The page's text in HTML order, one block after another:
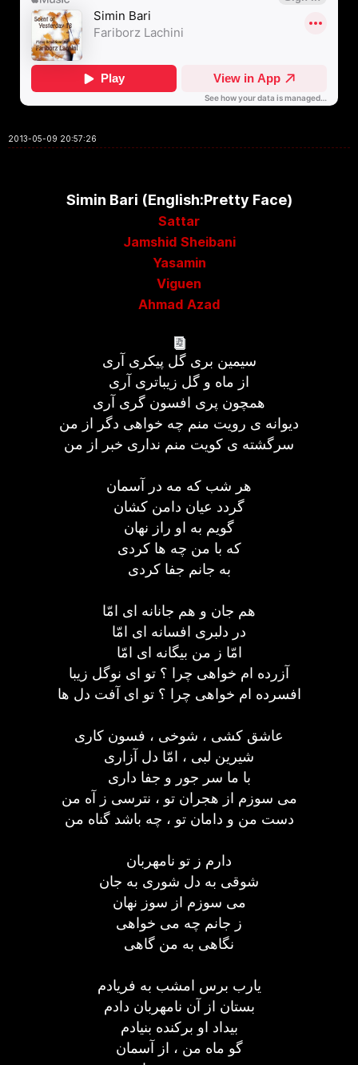
2013-05-09 20:57:26
Simin Bari (English:Pretty Face)
Sattar
Jamshid Sheibani
Yasamin
Viguen
Ahmad Azad
سیمین بری گل پیکری آری
از ماه و گل زیباتری آری
همچون پری افسون گری آری
دیوانه ی رویت منم چه خواهی دگر از من
سرگشته ی کویت منم نداری خبر از من
هر شب که مه در آسمان
گردد عیان دامن کشان
گویم به او راز نهان
که با من چه ها کردی
به جانم جفا کردی
هم جان و هم جانانه ای امّا
در دلبری افسانه ای امّا
امّا ز من بیگانه ای امّا
آزرده ام خواهی چرا ؟ تو ای نوگل زیبا
افسرده ام خواهی چرا ؟ تو ای آفت دل ها
عاشق کشی ، شوخی ، فسون کاری
شیرین لبی ، امّا دل آزاری
با ما سر جور و جفا داری
می سوزم از هجران تو ، نترسی ز آه من
دست من و دامان تو ، چه باشد گناه من
دارم ز تو نامهربان
شوقی به دل شوری به جان
می سوزم از سوز نهان
ز جانم چه می خواهی
نگاهی به من گاهی
یارب برس امشب به فریادم
بستان از آن نامهربان دادم
بیداد او برکنده بنیادم
گو ماه من ، از آسمان